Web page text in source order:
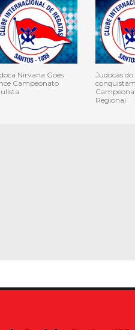
Nirvana Goes
Campeonato
Judocas do
Regional